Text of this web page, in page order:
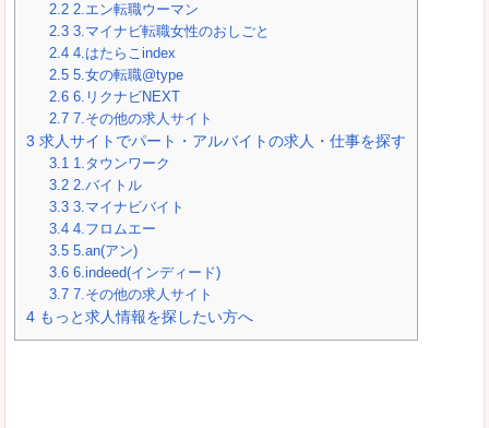
2.2 2.エン転職ウーマン
2.3 3.マイナビ転職女性のおしごと
2.4 4.はたらこindex
2.5 5.女の転職@type
2.6 6.リクナビNEXT
2.7 7.その他の求人サイト
3 求人サイトでパート・アルバイトの求人・仕事を探す
3.1 1.タウンワーク
3.2 2.バイトル
3.3 3.マイナビバイト
3.4 4.フロムエー
3.5 5.an(アン)
3.6 6.indeed(インディード)
3.7 7.その他の求人サイト
4 もっと求人情報を探したい方へ